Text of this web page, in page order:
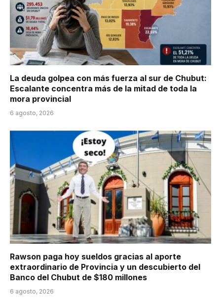
La deuda golpea con más fuerza al sur de Chubut:
Escalante concentra más de la mitad de toda la
mora provincial
6 agosto, 2026
Rawson paga hoy sueldos gracias al aporte
extraordinario de Provincia y un descubierto del
Banco del Chubut de $180 millones
6 agosto, 2026